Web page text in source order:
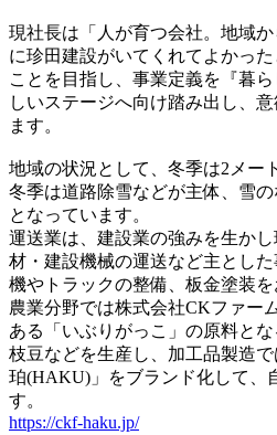
現社長は「人が育つ会社。地域
に珍田建設がいてくれてよかっ
ことを目指し、事業定義を『暮
しいステージへ向け踏み出し、
ます。
地域の状況として、冬季は2メー
冬季は道路除雪などが主体、雪
となっています。
運送業は、建設業の強みを生か
材・建設機械の運送など主とし
機やトラックの整備、板金塗装を
農業分野では株式会社CKファー
ある「いぶりがっこ」の原料とな
枝豆などを生産し、加工品製造
珀(HAKU)」をブランド化して、
す。
https://ckf-haku.jp/